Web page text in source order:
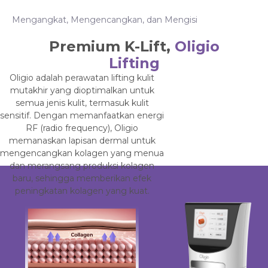
Mengangkat, Mengencangkan, dan Mengisi
Premium K-Lift, Oligio
Lifting
Oligio adalah perawatan lifting kulit
mutakhir yang dioptimalkan untuk
semua jenis kulit, termasuk kulit
sensitif. Dengan memanfaatkan energi
RF (radio frequency), Oligio
memanaskan lapisan dermal untuk
mengencangkan kolagen yang menua
dan merangsang produksi kolagen
baru, sehingga memberikan efek
peningkatan kolagen yang kuat.